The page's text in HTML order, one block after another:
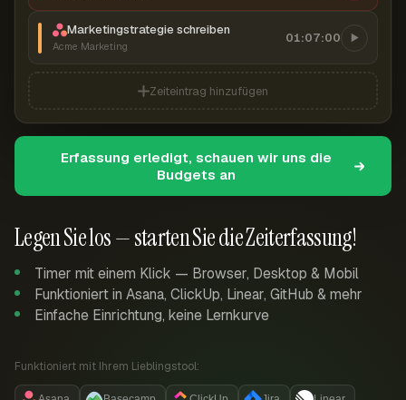
Legen Sie los — starten Sie die Zeiterfassung!
Timer mit einem Klick — Browser, Desktop & Mobil
Funktioniert in Asana, ClickUp, Linear, GitHub & mehr
Einfache Einrichtung, keine Lernkurve
Funktioniert mit Ihrem Lieblingstool:
Marketingstrategie schreiben
Acme Marketing
01:07:00
Zeiteintrag hinzufügen
Erfassung erledigt, schauen wir uns die
Budgets an